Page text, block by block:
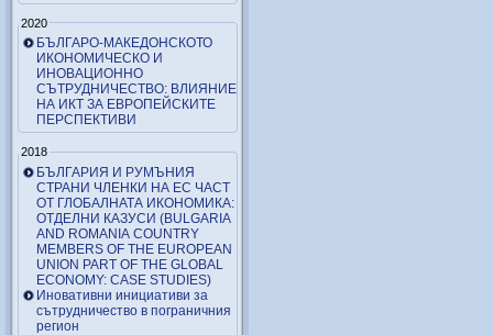
2020
БЪЛГАРО-МАКЕДОНСКОТО
ИКОНОМИЧЕСКО И
ИНОВАЦИОННО
СЪТРУДНИЧЕСТВО: ВЛИЯНИЕ
НА ИКТ ЗА ЕВРОПЕЙСКИТЕ
ПЕРСПЕКТИВИ
2018
БЪЛГАРИЯ И РУМЪНИЯ
СТРАНИ ЧЛЕНКИ НА ЕС ЧАСТ
ОТ ГЛОБАЛНАТА ИКОНОМИКА:
ОТДЕЛНИ КАЗУСИ (BULGARIA
AND ROMANIA COUNTRY
MEMBERS OF THE EUROPEAN
UNION PART OF THE GLOBAL
ECONOMY: CASE STUDIES)
Иновативни инициативи за
сътрудничество в пограничния
регион